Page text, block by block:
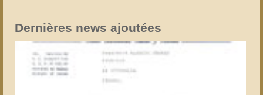
Dernières news ajoutées